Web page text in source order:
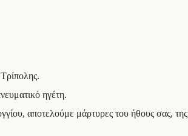
ηγέτη.
αποτελούμε μάρτυρες του ήθους σας, της